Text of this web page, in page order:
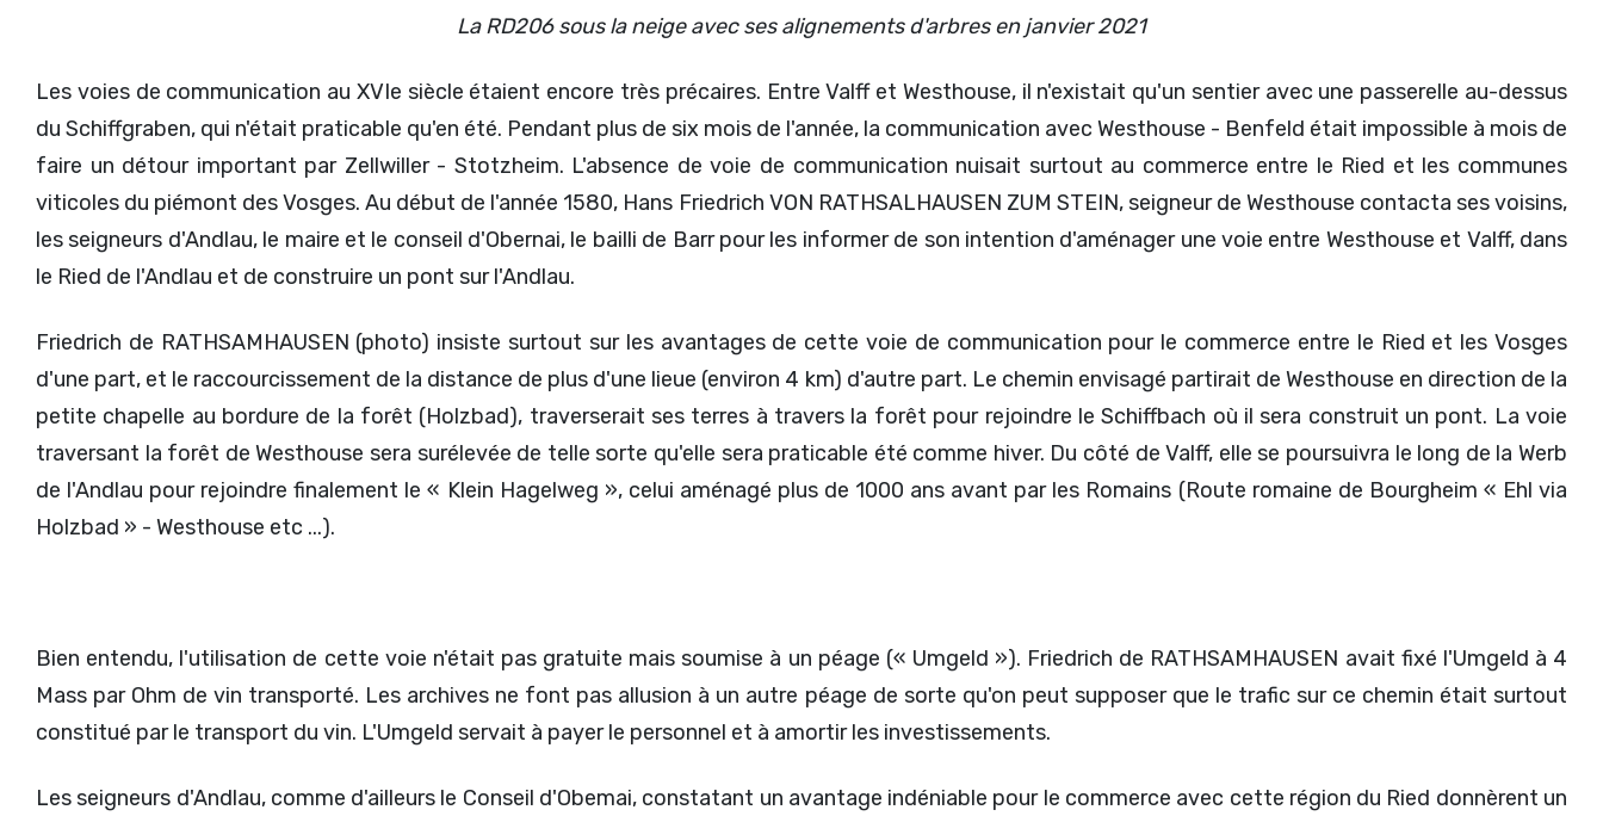
La RD206 sous la neige avec ses alignements d'arbres en janvier 2021
Les voies de communication au XVIe siècle étaient encore très précaires. Entre Valff et Westhouse, il n'existait qu'un sentier avec une passerelle au-dessus
du Schiffgraben, qui n'était praticable qu'en été. Pendant plus de six mois de l'année, la communication avec Westhouse - Benfeld était impossible à mois de
faire un détour important par Zellwiller - Stotzheim. L'absence de voie de communication nuisait surtout au commerce entre le Ried et les communes
viticoles du piémont des Vosges. Au début de l'année 1580, Hans Friedrich VON RATHSALHAUSEN ZUM STEIN, seigneur de Westhouse contacta ses voisins,
les seigneurs d'Andlau, le maire et le conseil d'Obernai, le bailli de Barr pour les informer de son intention d'aménager une voie entre Westhouse et Valff, dans
le Ried de l'Andlau et de construire un pont sur l'Andlau.
Friedrich de RATHSAMHAUSEN (photo) insiste surtout sur les avantages de cette voie de communication pour le commerce entre le Ried et les Vosges
d'une part, et le raccourcissement de la distance de plus d'une lieue (environ 4 km) d'autre part. Le chemin envisagé partirait de Westhouse en direction de la
petite chapelle au bordure de la forêt (Holzbad), traverserait ses terres à travers la forêt pour rejoindre le Schiffbach où il sera construit un pont. La voie
traversant la forêt de Westhouse sera surélevée de telle sorte qu'elle sera praticable été comme hiver. Du côté de Valff, elle se poursuivra le long de la Werb
de l'Andlau pour rejoindre finalement le « Klein Hagelweg », celui aménagé plus de 1000 ans avant par les Romains (Route romaine de Bourgheim « Ehl via
Holzbad » - Westhouse etc ...).
Bien entendu, l'utilisation de cette voie n'était pas gratuite mais soumise à un péage (« Umgeld »). Friedrich de RATHSAMHAUSEN avait fixé l'Umgeld à 4
Mass par Ohm de vin transporté. Les archives ne font pas allusion à un autre péage de sorte qu'on peut supposer que le trafic sur ce chemin était surtout
constitué par le transport du vin. L'Umgeld servait à payer le personnel et à amortir les investissements.
Les seigneurs d'Andlau, comme d'ailleurs le Conseil d'Obemai, constatant un avantage indéniable pour le commerce avec cette région du Ried donnèrent un